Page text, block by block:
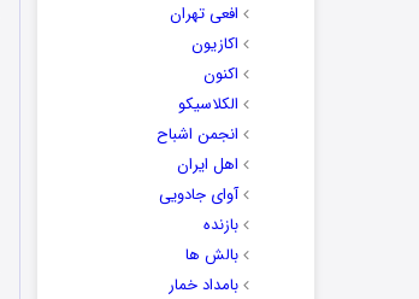
افعی تهران
اکازیون
اکنون
الکلاسیکو
انجمن اشباح
اهل ایران
آوای جادویی
بازنده
بالش ها
بامداد خمار